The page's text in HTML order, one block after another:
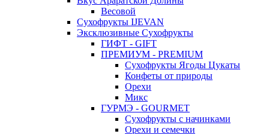
Весовой
Сухофрукты IJEVAN
Эксклюзивные Сухофрукты
ГИФТ - GIFT
ПРЕМИУМ - PREMIUM
Сухофрукты Ягоды Цукаты
Конфеты от природы
Орехи
Микс
ГУРМЭ - GOURMET
Сухофрукты с начинками
Орехи и семечки